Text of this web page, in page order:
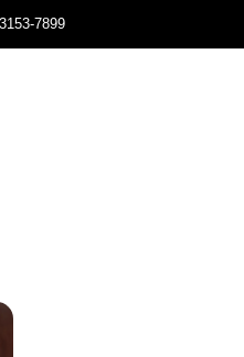
7899